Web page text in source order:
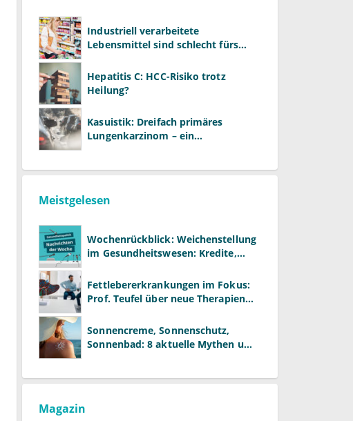
Industriell verarbeitete
Lebensmittel sind schlecht fürs
Hepatitis C: HCC-Risiko trotz
Heilung?
Kasuistik: Dreifach primäres
Lungenkarzinom – ein
Meistgelesen
Wochenrückblick: Weichenstellung
im Gesundheitswesen: Kredite,
Fettlebererkrankungen im Fokus:
Prof. Teufel über neue Therapien
Sonnencreme, Sonnenschutz,
Sonnenbad: 8 aktuelle Mythen und
Magazin